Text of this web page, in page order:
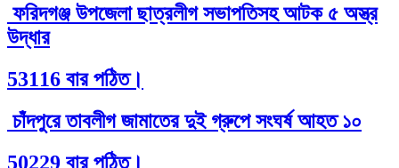
ফরিদগঞ্জ উপজেলা ছাত্রলীগ সভাপতিসহ আটক ৫ অস্ত্র
উদ্ধার
53116 বার পঠিত।
চাঁদপুরে তাবলীগ জামাতের দুই গ্রুপে সংঘর্ষ আহত ১০
50229 বার পঠিত।